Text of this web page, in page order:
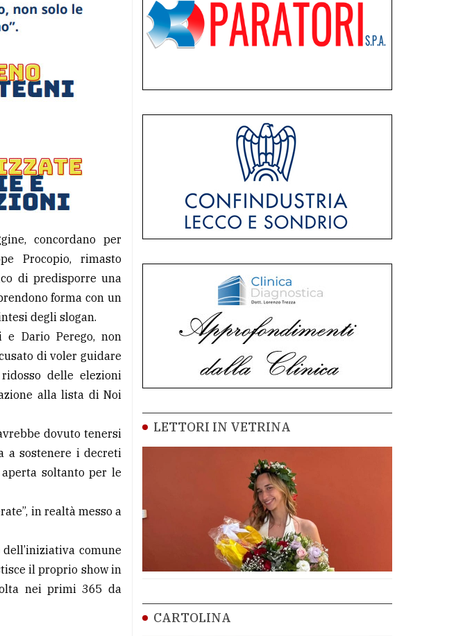
concordano per
Procopio, rimasto
di predisporre una
forma con un
degli slogan.
e Dario Perego, non
di voler guidare
delle elezioni
alla lista di Noi
dovuto tenersi
a sostenere i decreti
soltanto per le
in realtà messo a
comune
il proprio show in
nei primi 365 da
LETTORI IN VETRINA
CARTOLINA